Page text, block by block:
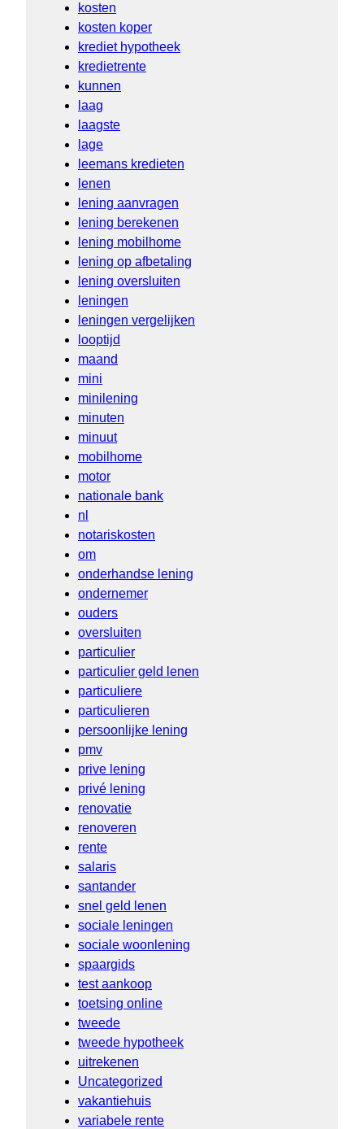
kosten
kosten koper
krediet hypotheek
kredietrente
kunnen
laag
laagste
lage
leemans kredieten
lenen
lening aanvragen
lening berekenen
lening mobilhome
lening op afbetaling
lening oversluiten
leningen
leningen vergelijken
looptijd
maand
mini
minilening
minuten
minuut
mobilhome
motor
nationale bank
nl
notariskosten
om
onderhandse lening
ondernemer
ouders
oversluiten
particulier
particulier geld lenen
particuliere
particulieren
persoonlijke lening
pmv
prive lening
privé lening
renovatie
renoveren
rente
salaris
santander
snel geld lenen
sociale leningen
sociale woonlening
spaargids
test aankoop
toetsing online
tweede
tweede hypotheek
uitrekenen
Uncategorized
vakantiehuis
variabele rente